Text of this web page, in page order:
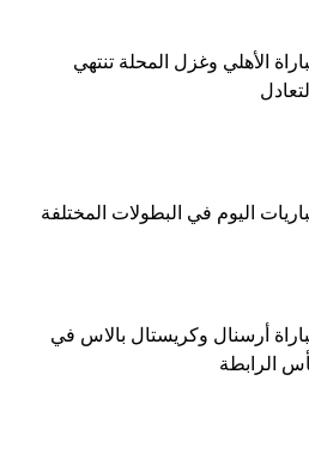
الأهلي وغزل المحلة تنتهي
اليوم في البطولات المختلفة
أرسنال وكريستال بالاس في
الرابطة